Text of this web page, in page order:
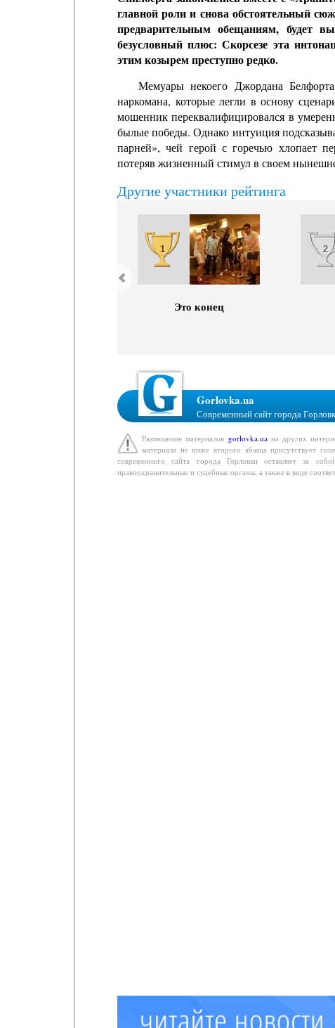
главной роли и снова обстоятельный
предварительным обещаниям, будет
безусловный плюс: Скорсезе эта
этим козырем преступно редко.
Мемуары некоего Джордана
наркомана, которые легли в основу
мошенник переквалифицировался в
былые победы. Однако интуиция
парней», чей герой с горечью хлопает
потеряв жизненный стимул в своем
Другие участники рейтинга
1
Это конец
2
Gorlovka.ua
Современный сайт города
Размещение материалов gorlovka.uaна других
материала не ниже второго абзаца присутствует
современного сайта города Горловки оставляет за
правоохранительные и судебные органы, а также в виде